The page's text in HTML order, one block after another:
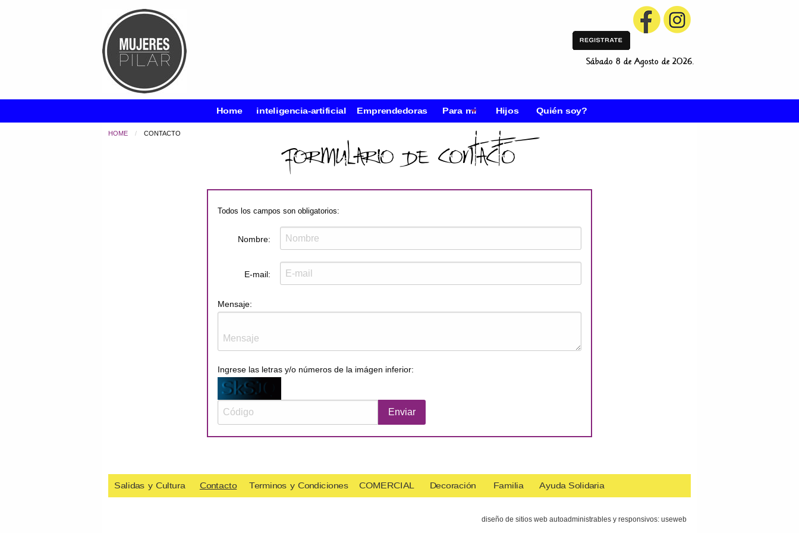
Sábado 8 de Agosto de 2026.
Home inteligencia-artificial Emprendedoras Para mi Hijos Quién soy?
HOME CURRENT:
CONTACTO Formulario de contacto
Todos los campos son obligatorios:
Nombre:
E-mail:
Mensaje:
Ingrese las letras y/o números de la imágen inferior:
Salidas y Cultura Contacto Terminos y Condiciones COMERCIAL Decoración Familia Ayuda Solidaria
diseño de sitios web autoadministrables y responsivos: useweb